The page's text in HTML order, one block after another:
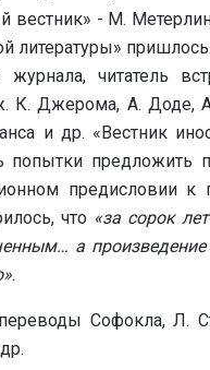
вестник» - М.
литературы»
читатель
К. Джерома, А. Доде,
и др. «Вестник
попытки предложить
предисловии к
что «за сорок
а произведение
.
Софокла, Л.